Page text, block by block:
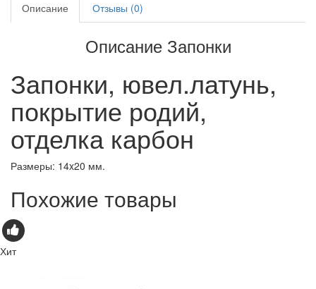
Описание
Отзывы (0)
Описание Запонки
Запонки, ювел.латунь,
покрытие родий,
отделка карбон
Размеры: 14x20 мм.
Похожие товары
Хит